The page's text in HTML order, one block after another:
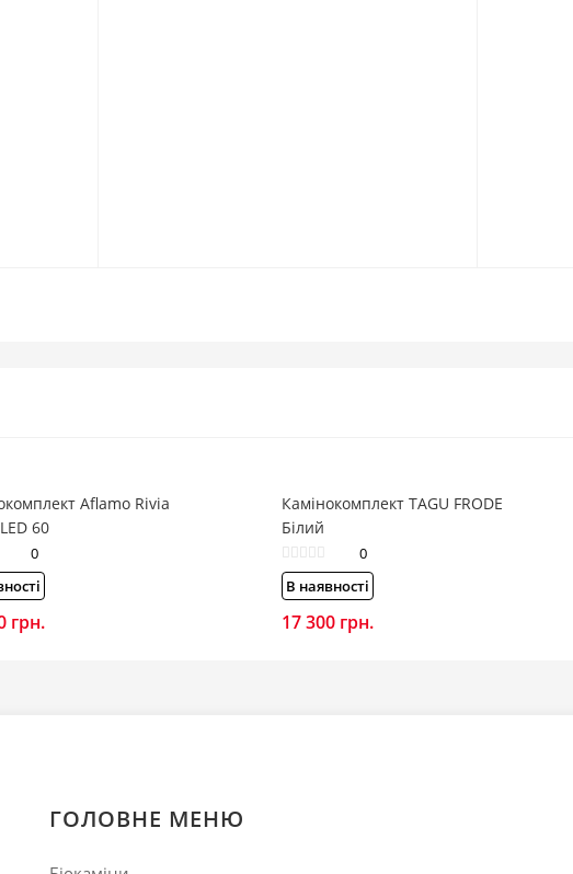
Aflamo Rivia
60
0
грн.
Камінокомплект TAGU FRODE
Білий
0
В наявності
17 300 грн.
ГОЛОВНЕ МЕНЮ